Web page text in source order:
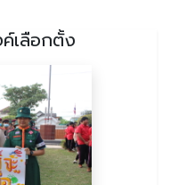
เลือกตั้ง